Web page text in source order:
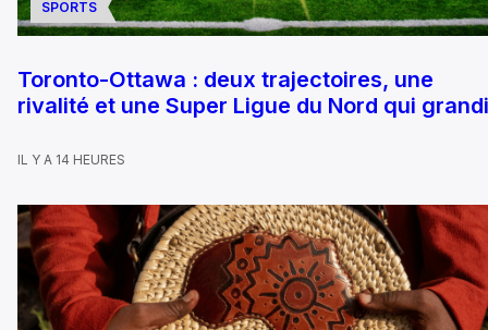
SPORTS
Toronto-Ottawa : deux trajectoires, une
rivalité et une Super Ligue du Nord qui
IL Y A 14 HEURES